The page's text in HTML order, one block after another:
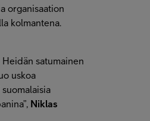
organisaation
kolmantena.
satumainen
uskoa
Niklas